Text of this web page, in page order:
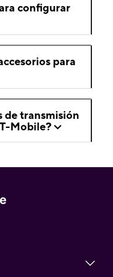
configurar
para
de transmisión
Mobile?